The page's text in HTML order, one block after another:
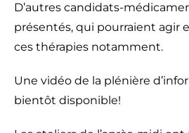
D’autres candidats-
présentés, qui pourraient agir
ces thérapies notamment.
Une vidéo de la plénière
bientôt disponible!